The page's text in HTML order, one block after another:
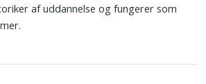
af uddannelse og fungerer som